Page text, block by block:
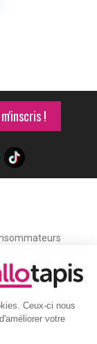
Ceux-ci nous
votre
!
avantages